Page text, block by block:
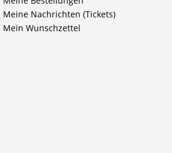
Meine Nachrichten (Tickets)
Mein Wunschzettel